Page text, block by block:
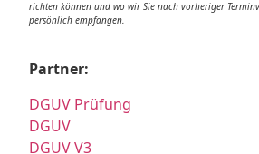
richten können und wo wir Sie nach vorheriger
persönlich empfangen.
Partner:
DGUV Prüfung
DGUV
DGUV V3